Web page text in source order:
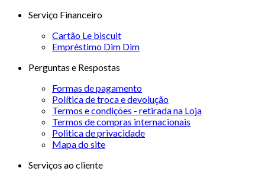
Serviço Financeiro
Cartão Le biscuit
Empréstimo Dim Dim
Perguntas e Respostas
Formas de pagamento
Política de troca e devolução
Termos e condições - retirada na Loja
Termos de compras internacionais
Politica de privacidade
Mapa do site
Serviços ao cliente